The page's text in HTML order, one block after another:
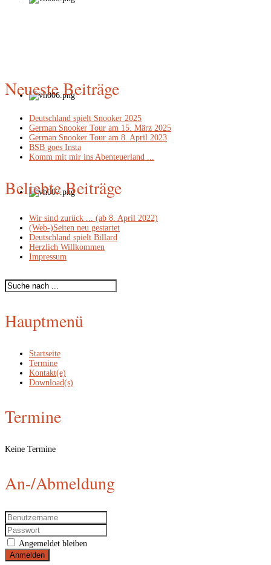
NeuesteBeiträge
Deutschland spielt Snooker 2025
German Snooker Tour am 15. März 2025
German Snooker Tour am 8. April 2023
BSB goes Insta
Komm mit mir ins Abenteuerland ...
BeliebteBeiträge
Wir sind zurück ... (ab 8. April 2022)
(Web-)Seiten neu gestartet
Deutschland spielt Billard
Herzlich Willkommen
Impressum
Hauptmenü
Startseite
Termine
Kontakt(e)
Download(s)
Termine
Keine Termine
An-/Abmeldung
Angemeldet bleiben
Anmelden